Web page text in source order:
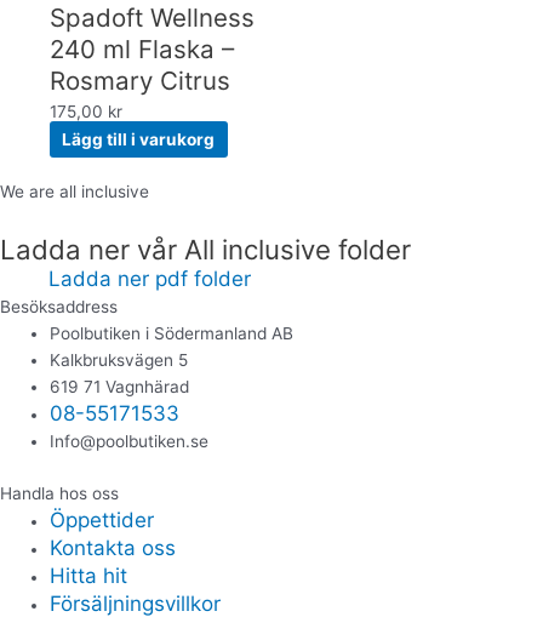
Spadoft Wellness
240 ml Flaska –
Rosmary Citrus
175,00 kr
Lägg till i varukorg
We are all inclusive
Ladda ner vår All inclusive folder
Ladda ner pdf folder
Besöksaddress
Poolbutiken i Södermanland AB
Kalkbruksvägen 5
619 71 Vagnhärad
08-55171533
Info@poolbutiken.se
Handla hos oss
Öppettider
Kontakta oss
Hitta hit
Försäljningsvillkor